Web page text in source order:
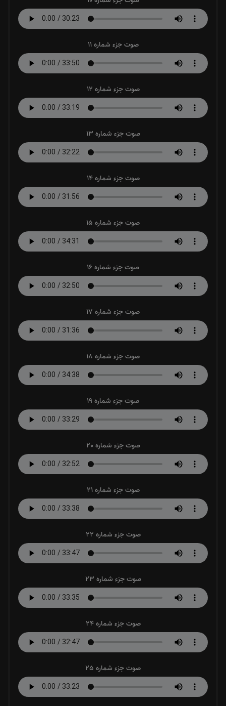
صوت جزء شماره 11
صوت جزء شماره 12
صوت جزء شماره 13
صوت جزء شماره 14
صوت جزء شماره 15
صوت جزء شماره 16
صوت جزء شماره 17
صوت جزء شماره 18
صوت جزء شماره 19
صوت جزء شماره 20
صوت جزء شماره 21
صوت جزء شماره 22
صوت جزء شماره 23
صوت جزء شماره 24
صوت جزء شماره 25